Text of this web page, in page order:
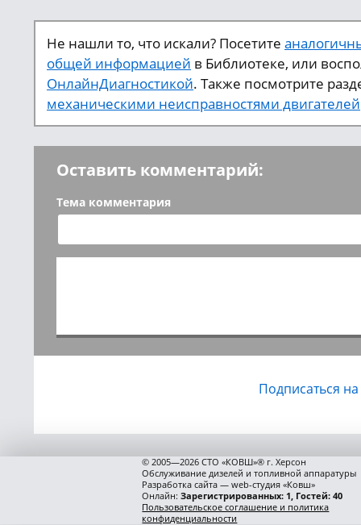
Не нашли то, что искали? Посетите
общей информацией в Библиотеке, или
ОнлайнДиагностикой. Также посмотрите
механическими неисправностями двигателей
Оставить комментарий:
Тема комментария
Подписаться
© 2005—2026 СТО «КОВШ»® г. Херсон
Обслуживание дизелей и топливной аппаратуры
Разработка сайта — web-студия «Ковш»
Онлайн:Зарегистрированных: 1, Гостей: 40
Пользовательское соглашение и политика
конфиденциальности